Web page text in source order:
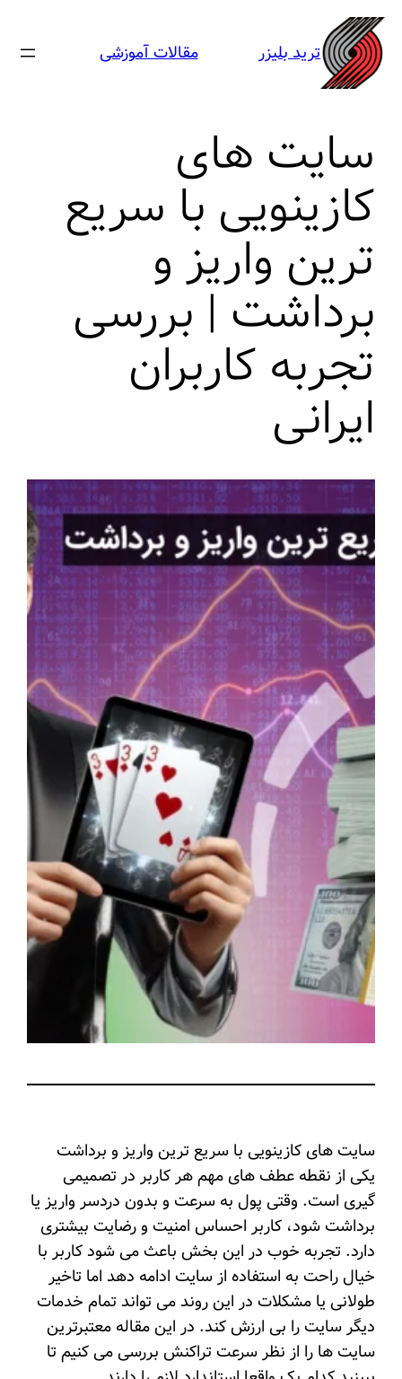
رفتن
به
محتوا
ترید بلیزر مقالات آموزشی
سایت ‌های
کازینویی با سریع‌
ترین واریز و
برداشت | بررسی
تجربه کاربران
ایرانی
سایت ‌های کازینویی با سریع‌ ترین واریز و برداشت
یکی از نقطه عطف های مهم هر کاربر در تصمیمی
گیری است. وقتی پول به سرعت و بدون دردسر واریز یا
برداشت شود، کاربر احساس امنیت و رضایت بیشتری
دارد. تجربه خوب در این بخش باعث می شود کاربر با
خیال راحت به استفاده از سایت ادامه دهد اما تاخیر
طولانی یا مشکلات در این روند می تواند تمام خدمات
دیگر سایت را بی ارزش کند. در این مقاله معتبرترین
سایت ها را از نظر سرعت تراکنش بررسی می کنیم تا